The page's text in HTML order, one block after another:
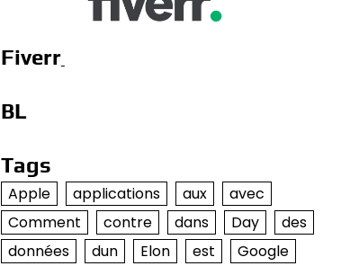
Fiverr
BL
Tags
Apple applications aux
avec
Comment
contre dans Day
des
données
dun Elon est Google